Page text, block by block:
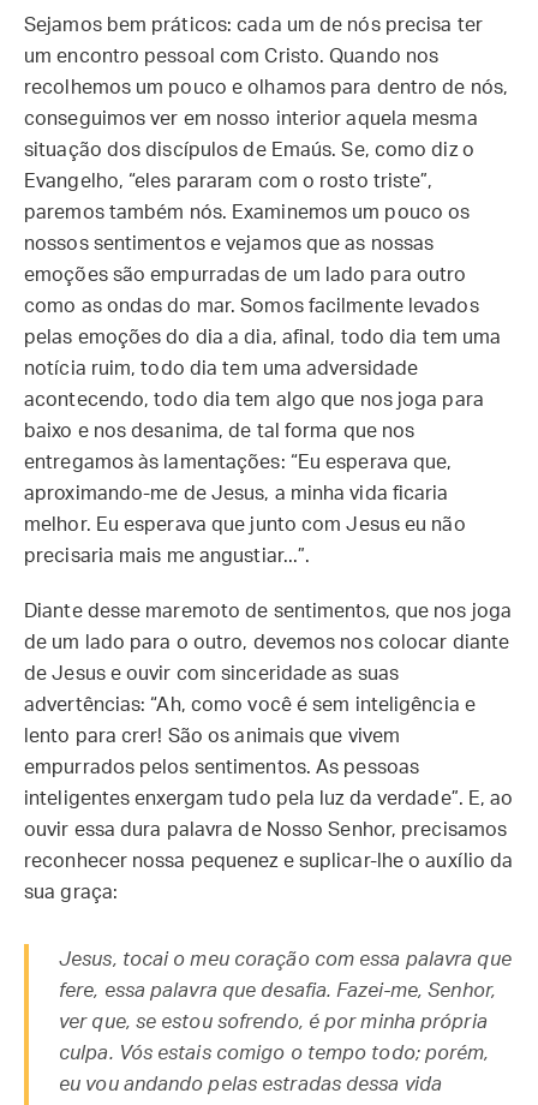
Sejamos bem práticos: cada um de nós precisa ter
um encontro pessoal com Cristo. Quando nos
recolhemos um pouco e olhamos para dentro de nós,
conseguimos ver em nosso interior aquela mesma
situação dos discípulos de Emaús. Se, como diz o
Evangelho, “eles pararam com o rosto triste”,
paremos também nós. Examinemos um pouco os
nossos sentimentos e vejamos que as nossas
emoções são empurradas de um lado para outro
como as ondas do mar. Somos facilmente levados
pelas emoções do dia a dia, afinal, todo dia tem uma
notícia ruim, todo dia tem uma adversidade
acontecendo, todo dia tem algo que nos joga para
baixo e nos desanima, de tal forma que nos
entregamos às lamentações: “Eu esperava que,
aproximando-me de Jesus, a minha vida ficaria
melhor. Eu esperava que junto com Jesus eu não
precisaria mais me angustiar...”.
Diante desse maremoto de sentimentos, que nos joga
de um lado para o outro, devemos nos colocar diante
de Jesus e ouvir com sinceridade as suas
advertências: “Ah, como você é sem inteligência e
lento para crer! São os animais que vivem
empurrados pelos sentimentos. As pessoas
inteligentes enxergam tudo pela luz da verdade”. E, ao
ouvir essa dura palavra de Nosso Senhor, precisamos
reconhecer nossa pequenez e suplicar-lhe o auxílio da
sua graça:
Jesus, tocai o meu coração com essa palavra que
fere, essa palavra que desafia. Fazei-me, Senhor,
ver que, se estou sofrendo, é por minha própria
culpa. Vós estais comigo o tempo todo; porém,
eu vou andando pelas estradas dessa vida